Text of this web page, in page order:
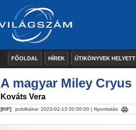
FŐOLDAL HÍREK ÚTIKÖNYVEK HELYETT
A magyar Miley Cryus
Kováts Vera
[KIF] publikálva: 2023-02-13 00:00:00 | Nyomtatás